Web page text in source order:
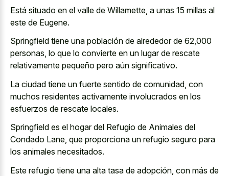
Está situado en el valle de Willamette, a unas 15 millas al
este de Eugene.
Springfield tiene una población de alrededor de 62,000
personas, lo que lo convierte en un lugar de rescate
relativamente pequeño pero aún significativo.
La ciudad tiene un fuerte sentido de comunidad, con
muchos residentes activamente involucrados en los
esfuerzos de rescate locales.
Springfield es el hogar del Refugio de Animales del
Condado Lane, que proporciona un refugio seguro para
los animales necesitados.
Este refugio tiene una alta tasa de adopción, con más de